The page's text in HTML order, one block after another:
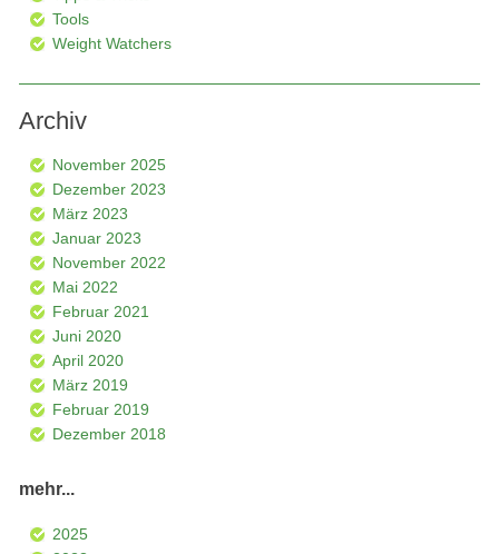
Tools
Weight Watchers
Archiv
November 2025
Dezember 2023
März 2023
Januar 2023
November 2022
Mai 2022
Februar 2021
Juni 2020
April 2020
März 2019
Februar 2019
Dezember 2018
mehr...
2025